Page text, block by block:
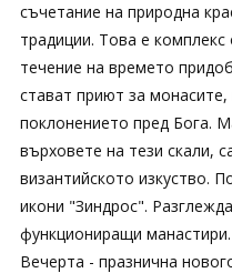
съчетание на природна
традиции. Това е комплекс
течение на времето
стават приют за
поклонението пред Бога.
върховете на тези скали,
византийското изкуство.
икони "Зиндрос".
функциониращи
Вечерта - празнична